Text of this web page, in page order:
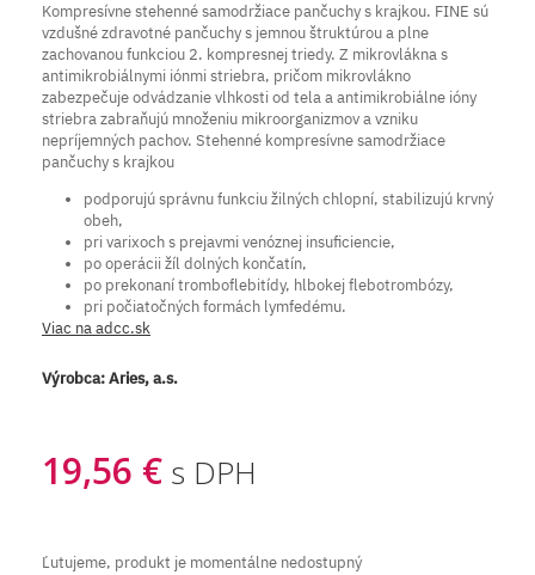
Kompresívne stehenné samodržiace pančuchy s krajkou. FINE sú
vzdušné zdravotné pančuchy s jemnou štruktúrou a plne
zachovanou funkciou 2. kompresnej triedy. Z mikrovlákna s
antimikrobiálnymi iónmi striebra, pričom mikrovlákno
zabezpečuje odvádzanie vlhkosti od tela a antimikrobiálne ióny
striebra zabraňujú množeniu mikroorganizmov a vzniku
nepríjemných pachov. Stehenné kompresívne samodržiace
pančuchy s krajkou
podporujú správnu funkciu žilných chlopní, stabilizujú krvný
obeh,
pri varixoch s prejavmi venóznej insuficiencie,
po operácii žíl dolných končatín,
po prekonaní tromboflebitídy, hlbokej flebotrombózy,
pri počiatočných formách lymfedému.
Viac na adcc.sk
Výrobca:Aries, a.s.
19,56 € s DPH
Ľutujeme, produkt je momentálne nedostupný